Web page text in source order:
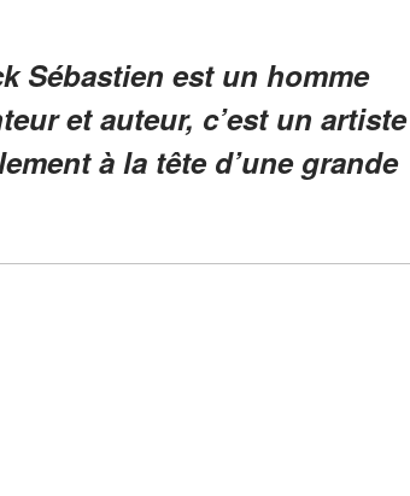
Sébastien est un homme
et auteur, c’est un artiste
à la tête d’une grande